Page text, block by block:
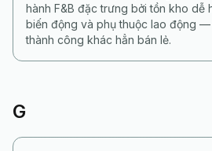
hành F&B đặc trưng bởi tồn kho dễ
biến động và phụ thuộc lao động
thành công khác hẳn bán lẻ.
G